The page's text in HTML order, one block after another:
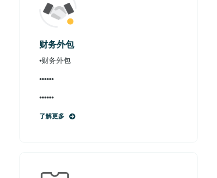
财务外包
•财务外包
••••••
••••••
了解更多